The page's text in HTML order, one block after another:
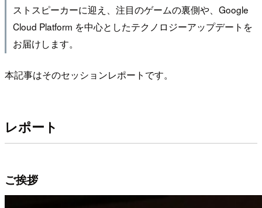
ストスピーカーに迎え、注目のゲームの裏側や、Google
Cloud Platform を中心としたテクノロジーアップデートを
お届けします。
本記事はそのセッションレポートです。
レポート
ご挨拶